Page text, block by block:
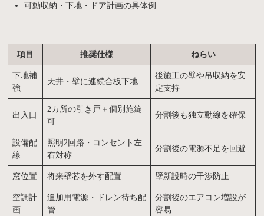
可動収納・下地・ドア計画の具体例
項目 推奨仕様 ねらい
下地補
強
天井・壁に連続合板下地
後施工の壁や吊収納を安
定支持
出入口
2カ所の引き戸＋個別施錠
可
分割後も独立動線を確保
設備配
線
照明2回路・コンセント左
右対称
分割後の電源不足を回避
窓位置 将来壁芯を外す配置 壁新設時の干渉防止
空調計
画
追加用電源・ドレン待ち配
管
分割後のエアコン増設が
容易